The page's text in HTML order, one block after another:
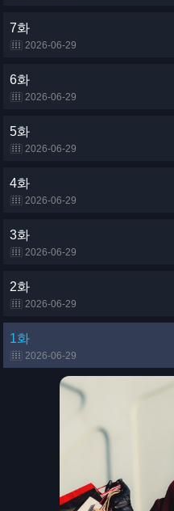
7화
2026-06-29
6화
2026-06-29
5화
2026-06-29
4화
2026-06-29
3화
2026-06-29
2화
2026-06-29
1화
2026-06-29